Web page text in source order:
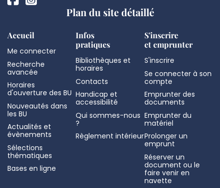
Plan du site détaillé
Accueil
Me connecter
Recherche
avancée
Horaires
d'ouverture des BU
Nouveautés dans
les BU
Actualités et
évènements
Sélections
thématiques
Bases en ligne
Infos
pratiques
Bibliothèques et
horaires
Contacts
Handicap et
accessibilité
Qui sommes-nous
?
Règlement intérieur
S'inscrire
et emprunter
S'inscrire
Se connecter à son
compte
Emprunter des
documents
Emprunter du
matériel
Prolonger un
emprunt
Réserver un
document ou le
faire venir en
navette